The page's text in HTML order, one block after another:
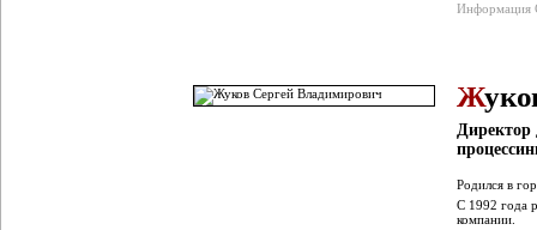
Информация
Ж
Директор
Родился в
С 1992 года
компании.